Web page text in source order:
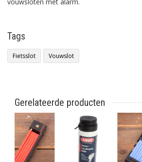
Tags
Fietsslot Vouwslot
Gerelateerde producten